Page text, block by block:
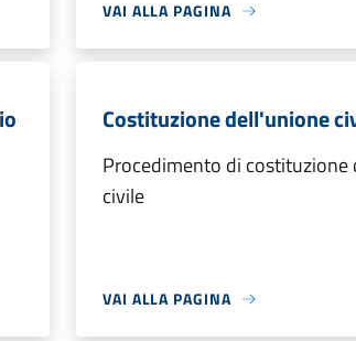
VAI ALLA PAGINA
Costituzione dell'unione
Procedimento di
civile
VAI ALLA PAGINA